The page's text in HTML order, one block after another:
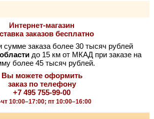
Интернет-магазин
заказов бесплатно
сумме заказа более 30 тысяч рублей
до 15 км от МКАД при заказе на
более 45 тысяч рублей.
Вы можете оформить
заказ по телефону
+7 495 755-99-00
чт 10:00–17:00; пт 10:00–16:00